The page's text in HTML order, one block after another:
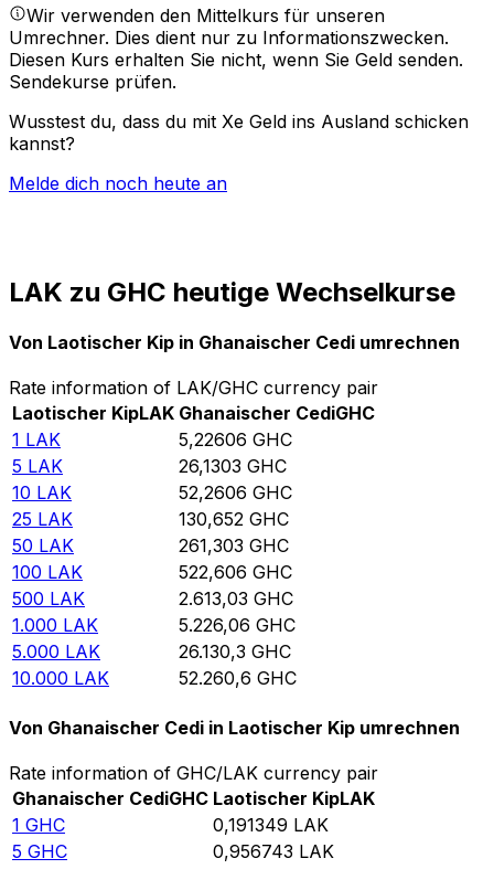
Wir verwenden den Mittelkurs für unseren
Umrechner. Dies dient nur zu Informationszwecken.
Diesen Kurs erhalten Sie nicht, wenn Sie Geld senden.
Sendekurse prüfen.
Wusstest du, dass du mit Xe Geld ins Ausland schicken
kannst?
Melde dich noch heute an
LAK zu GHC heutige Wechselkurse
Von Laotischer Kip in Ghanaischer Cedi umrechnen
Rate information of LAK/GHC currency pair
Laotischer KipLAK Ghanaischer CediGHC
1 LAK 5,22606 GHC
5 LAK 26,1303 GHC
10 LAK 52,2606 GHC
25 LAK 130,652 GHC
50 LAK 261,303 GHC
100 LAK 522,606 GHC
500 LAK 2.613,03 GHC
1.000 LAK 5.226,06 GHC
5.000 LAK 26.130,3 GHC
10.000 LAK 52.260,6 GHC
Von Ghanaischer Cedi in Laotischer Kip umrechnen
Rate information of GHC/LAK currency pair
Ghanaischer CediGHC Laotischer KipLAK
1 GHC 0,191349 LAK
5 GHC 0,956743 LAK